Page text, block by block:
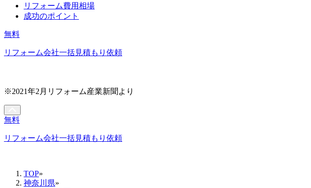
リフォーム費用相場
成功のポイント
無料
リフォーム会社一括見積もり依頼
※2021年2月リフォーム産業新聞より
無料
リフォーム会社一括見積もり依頼
TOP»
神奈川県»